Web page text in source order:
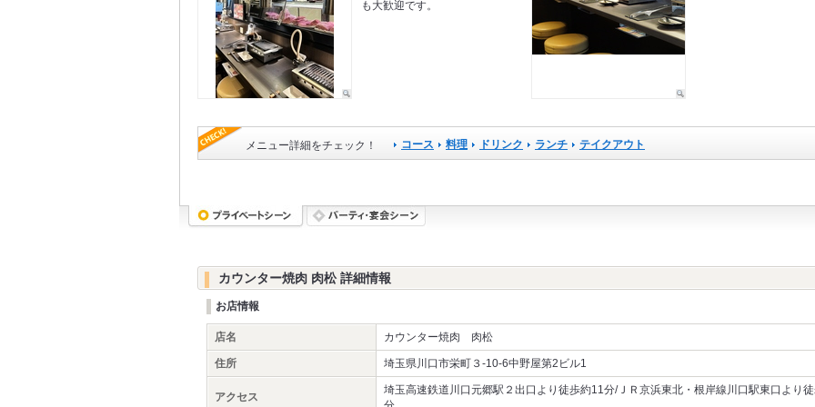
も大歓迎です。
メニュー詳細をチェック！ コース 料理 ドリンク ランチ テイクアウト
カウンター焼肉 肉松 詳細情報
お店情報
店名 カウンター焼肉 肉松
住所 埼玉県川口市栄町３-10-6中野屋第2ビル1
アクセス
埼玉高速鉄道川口元郷駅２出口より徒歩約11分/ＪＲ京浜東北・根岸線川口駅東口より